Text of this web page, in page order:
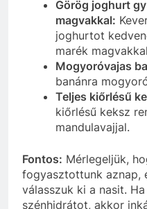
Görög joghurt
magvakkal:
joghurtot
marék
Mogyoróvajas
banánra
Teljes kiőrlésű
kiőrlésű keksz
mandulavajjal.
Fontos: Mérlegeljük,
fogyasztottunk aznap,
válasszuk ki a nasit.
szénhidrátot, akkor